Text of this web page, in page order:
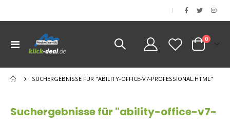
|
Navigation
umschalten
Cart
0Artikel
SUCHERGEBNISSE FÜR "ABILITY-OFFICE-V7-PROFESSIONAL.HTML"
Suchergebnisse für "ability-office-v7-